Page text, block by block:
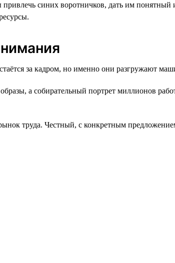
синих воротничков, дать им понятный
за кадром, но именно они разгружают
а собирательный портрет миллионов
труда. Честный, с конкретным